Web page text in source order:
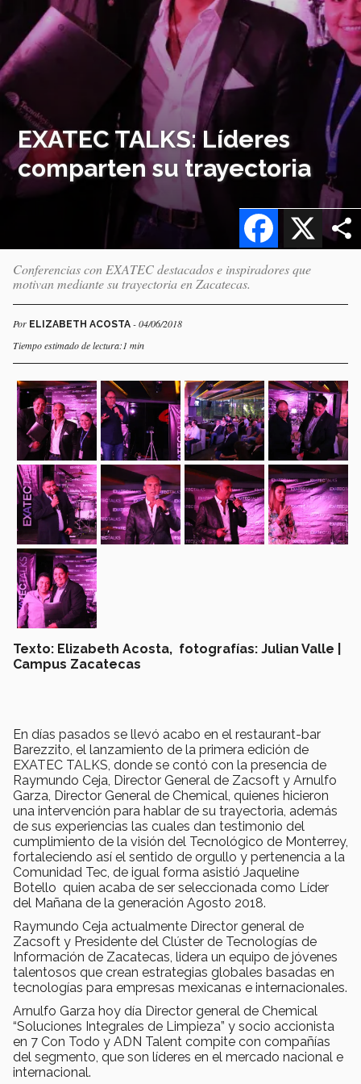
EXATEC TALKS: Líderes
comparten su trayectoria
X
Facebook
Conferencias con EXATEC destacados e inspiradores que
motivan mediante su trayectoria en Zacatecas.
Por ELIZABETH ACOSTA - 04/06/2018
Tiempo estimado de lectura:1 min
Texto: Elizabeth Acosta, fotografías: Julian Valle |
Campus Zacatecas
En días pasados se llevó acabo en el restaurant-bar
Barezzito, el lanzamiento de la primera edición de
EXATEC TALKS, donde se contó con la presencia de
Raymundo Ceja, Director General de Zacsoft y Arnulfo
Garza, Director General de Chemical, quienes hicieron
una intervención para hablar de su trayectoria, además
de sus experiencias las cuales dan testimonio del
cumplimiento de la visión del Tecnológico de Monterrey,
fortaleciendo así el sentido de orgullo y pertenencia a la
Comunidad Tec, de igual forma asistió Jaqueline
Botello quien acaba de ser seleccionada como Líder
del Mañana de la generación Agosto 2018.
Raymundo Ceja actualmente Director general de
Zacsoft y Presidente del Clúster de Tecnologías de
Información de Zacatecas, lidera un equipo de jóvenes
talentosos que crean estrategias globales basadas en
tecnologías para empresas mexicanas e internacionales.
Arnulfo Garza hoy día Director general de Chemical
“Soluciones Integrales de Limpieza” y socio accionista
en 7 Con Todo y ADN Talent compite con compañías
del segmento, que son líderes en el mercado nacional e
internacional.